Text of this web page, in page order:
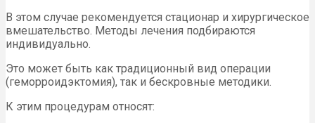
В этом случае рекомендуется стационар и хирургическое
вмешательство. Методы лечения подбираются
индивидуально.
Это может быть как традиционный вид операции
(геморроидэктомия), так и бескровные методики.
К этим процедурам относят: